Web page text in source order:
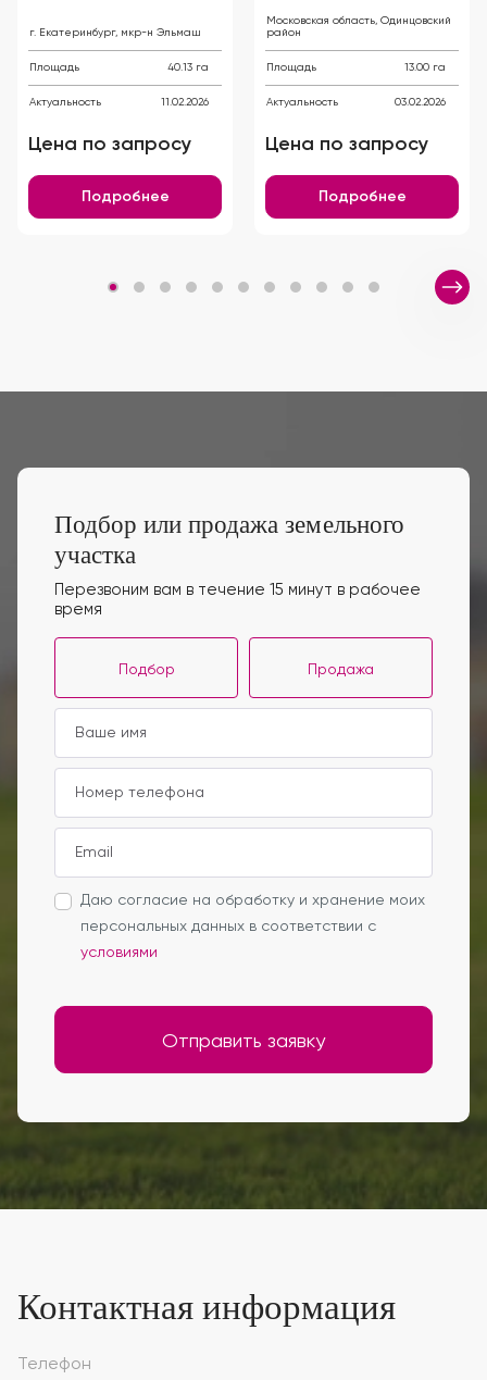
г. Екатеринбург, мкр-н Эльмаш
Площадь 40.13 га
Актуальность 11.02.2026
Цена по запросу
Подробнее
Московская область, Одинцовский
район
Площадь 13.00 га
Актуальность 03.02.2026
Цена по запросу
Подробнее
Подбор или продажа земельного
участка
Перезвоним вам в течение 15 минут в рабочее
время
Подбор Продажа
Даю согласие на обработку и хранение моих
персональных данных в соответствии с
условиями
Отправить заявку
Контактная информация
Телефон